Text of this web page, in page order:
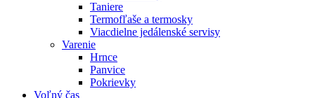
Taniere
Termofľaše a termosky
Viacdielne jedálenské servisy
Varenie
Hrnce
Panvice
Pokrievky
Voľný čas